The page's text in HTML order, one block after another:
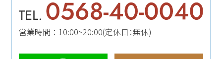
営業時間 ： 10:00~20:00(定休日：無休)